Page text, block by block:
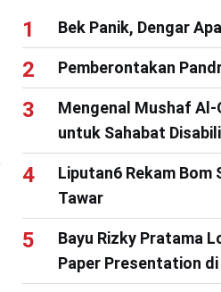
Bek Panik, Dengar
Pemberontakan
Mengenal Mushaf Al-
untuk Sahabat
Liputan6 Rekam Bom
Tawar
Bayu Rizky Pratama
Paper Presentation di